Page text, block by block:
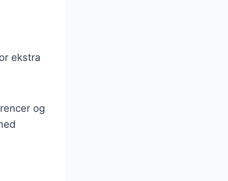
ekstra
og